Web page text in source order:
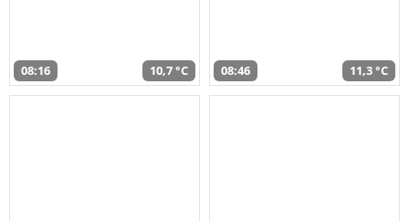
08:16 10,7 °C 08:46 11,3 °C